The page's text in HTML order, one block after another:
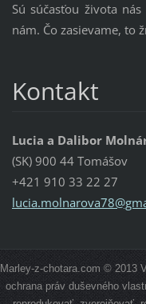
Sú súčasťou života
nám. Čo zasievame, to
Kontakt
Lucia a Dalibor
(SK) 900 44 Tomášov
+421 910 33 22 27
lucia.molnarova7
Marley-z-chotara.com © 2013
ochrana práv duševného